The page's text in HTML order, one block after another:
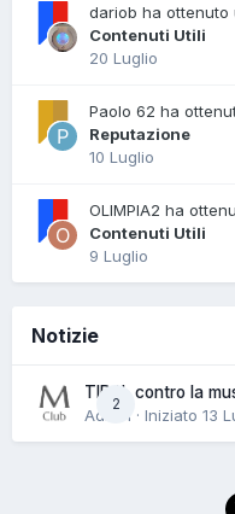
dariob ha ottenuto
Contenuti Utili
20 Luglio
Paolo 62 ha
Reputazione
10 Luglio
OLIMPIA2 ha
Contenuti Utili
9 Luglio
Notizie
2
TIDAL contro la
Admin · Iniziato 13